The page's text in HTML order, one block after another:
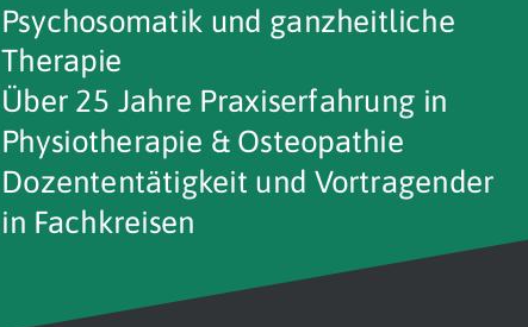
Psychosomatik und ganzheitliche
Therapie
Über 25 Jahre Praxiserfahrung in
Physiotherapie & Osteopathie
Dozententätigkeit und Vortragender
in Fachkreisen